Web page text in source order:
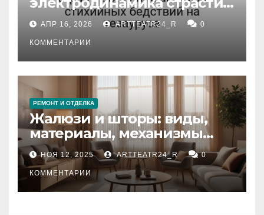
влияние анализа
стихийных бедствий на
тезауруса
АПР 16, 2026 ARTTEATR24_R 0
КОММЕНТАРИИ
РЕМОНТ И ОТДЕЛКА
Жалюзи и шторы: виды,
материалы, механизмы
управления и уход
НОЯ 12, 2025 ARTTEATR24_R 0
КОММЕНТАРИИ